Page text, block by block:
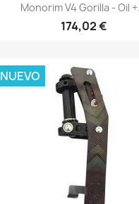
Monorim V4 Gorilla - Oil
174,02 €
NUEVO